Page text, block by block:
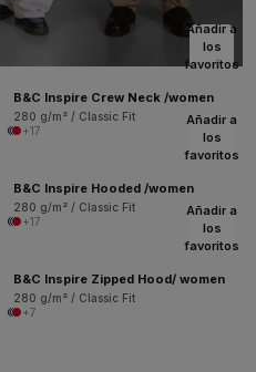
Añadir a
los
favoritos
B&C Inspire Crew Neck /women
280 g/m² / Classic Fit
+17
Añadir a
los
favoritos
B&C Inspire Hooded /women
280 g/m² / Classic Fit
+17
Añadir a
los
favoritos
B&C Inspire Zipped Hood/ women
280 g/m² / Classic Fit
+7